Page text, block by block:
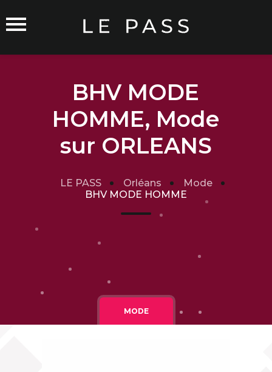
Commerçants sur Orléans
Carte du Réseau
Rejoindre le Réseau
Traitement de mes données
Mentions légales
BHV MODE
HOMME, Mode
sur ORLEANS
LE PASS Orléans
Mode
BHV MODE HOMME
MODE